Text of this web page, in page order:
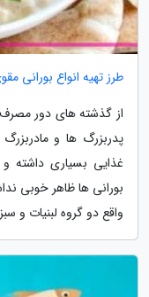
طرز تهیه انواع بورانی
از گذشته های دور
پدربزرگ ها و
غذایی بسیاری داشته
بورانی ها ظاهر خوبی
واقع دو گروه لبنیات و